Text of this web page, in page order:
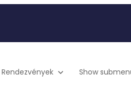
Rendezvények Show